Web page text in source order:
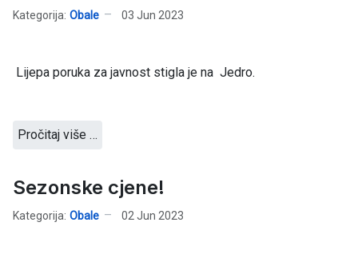
Kategorija: Obale 03 Jun 2023
Lijepa poruka za javnost stigla je na Jedro.
Pročitaj više …
Sezonske cjene!
Kategorija: Obale 02 Jun 2023